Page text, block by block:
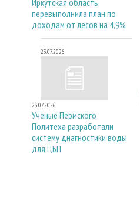
перевыполнила план по
доходам от лесов на 4,9%
23.07.2026
23.07.2026
Ученые Пермского
Политеха разработали
систему диагностики воды
для ЦБП